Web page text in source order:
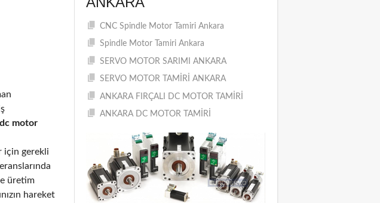
motor
için gerekli
üretim
hareket
CNC Spindle Motor Tamiri Ankara
Spindle Motor Tamiri Ankara
SERVO MOTOR SARIMI ANKARA
SERVO MOTOR TAMİRİ ANKARA
ANKARA FIRÇALI DC MOTOR TAMİRİ
ANKARA DC MOTOR TAMİRİ